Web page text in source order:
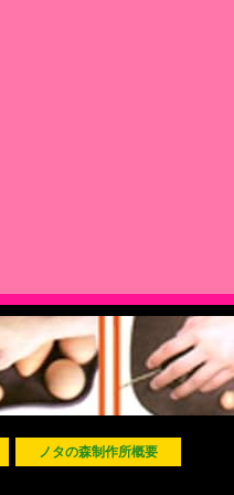
ノタの森制作所概要